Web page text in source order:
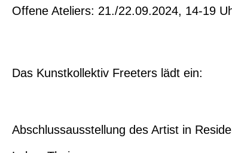
Offene Ateliers: 21./22.09.2024, 14-19
Das Kunstkollektiv Freeters lädt ein:
Abschlussausstellung des Artist in